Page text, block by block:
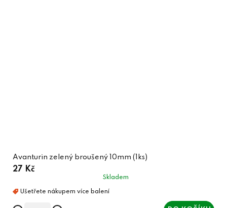
Avanturin zelený broušený 10mm (1ks)
27 Kč
Skladem